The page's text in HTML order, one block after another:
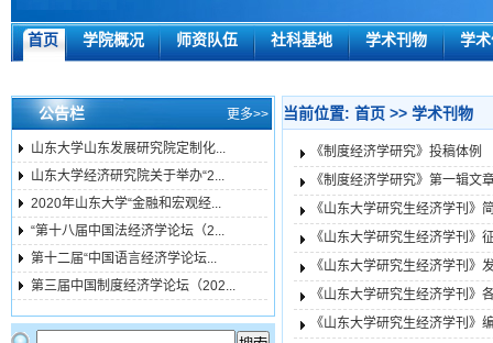
首页 学院概况 师资队伍 社科基地 学术刊物 学
公告栏 更多>>
山东大学山东发展研究院定制化...
山东大学经济研究院关于举办“2...
2020年山东大学“金融和宏观经...
“第十八届中国法经济学论坛（2...
第十二届“中国语言经济学论坛...
第三届中国制度经济学论坛（202...
当前位置: 首页 >> 学术刊物
《制度经济学研究》投稿体例
《制度经济学研究》第一辑文
《山东大学研究生经济学刊》
《山东大学研究生经济学刊》
《山东大学研究生经济学刊》
《山东大学研究生经济学刊》
《山东大学研究生经济学刊》